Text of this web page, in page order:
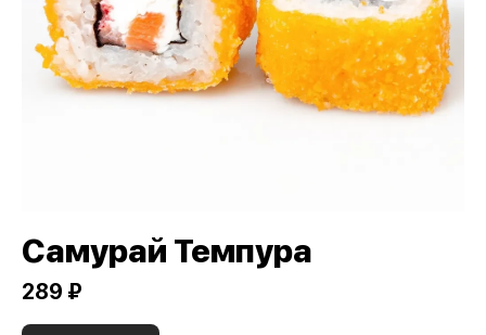
Самурай Темпура
289 ₽